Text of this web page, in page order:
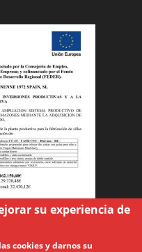
su experiencia de
cookies y darnos su